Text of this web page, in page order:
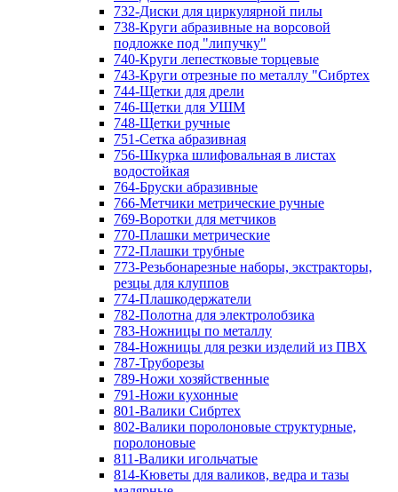
732-Диски для циркулярной пилы
738-Круги абразивные на ворсовой
подложке под "липучку"
740-Круги лепестковые торцевые
743-Круги отрезные по металлу "Сибртех
744-Щетки для дрели
746-Щетки для УШМ
748-Щетки ручные
751-Сетка абразивная
756-Шкурка шлифовальная в листах
водостойкая
764-Бруски абразивные
766-Метчики метрические ручные
769-Воротки для метчиков
770-Плашки метрические
772-Плашки трубные
773-Резьбонарезные наборы, экстракторы,
резцы для клуппов
774-Плашкодержатели
782-Полотна для электролобзика
783-Ножницы по металлу
784-Ножницы для резки изделий из ПВХ
787-Труборезы
789-Ножи хозяйственные
791-Ножи кухонные
801-Валики Сибртех
802-Валики поролоновые структурные,
поролоновые
811-Валики игольчатые
814-Кюветы для валиков, ведра и тазы